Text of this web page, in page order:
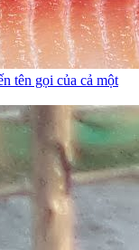
tên gọi của cả một